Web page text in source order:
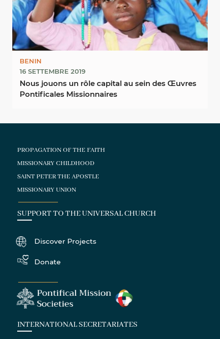
BENIN
16 SETTEMBRE 2019
Nous jouons un rôle capital au sein des Œuvres
Pontificales Missionnaires
PROPAGATION OF THE FAITH
MISSIONARY CHILDHOOD
SAINT PETER THE APOSTLE
MISSIONARY UNION
SUPPORT TO THE UNIVERSAL CHURCH
Discover Projects
Donate
INTERNATIONAL SECRETARIATES